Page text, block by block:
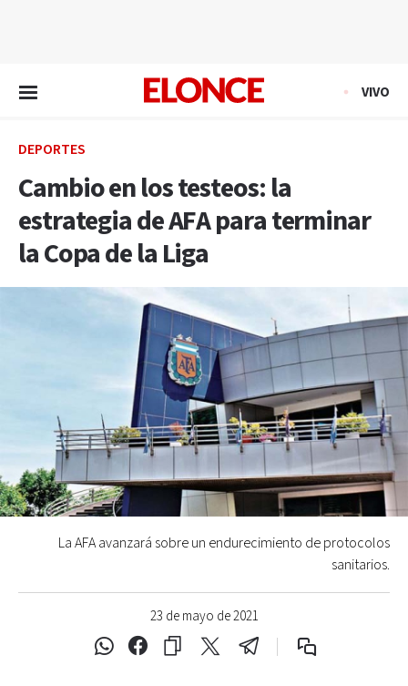
VIVO
DEPORTES
Cambio en los testeos: la
estrategia de AFA para terminar
la Copa de la Liga
23 de mayo de 2021
La AFA avanzará sobre un endurecimiento de protocolos
sanitarios.